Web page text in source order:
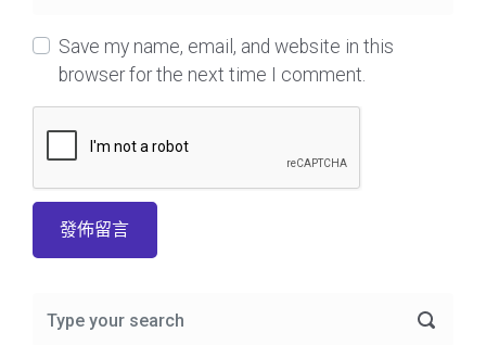
Save my name, email, and website in this
browser for the next time I comment.